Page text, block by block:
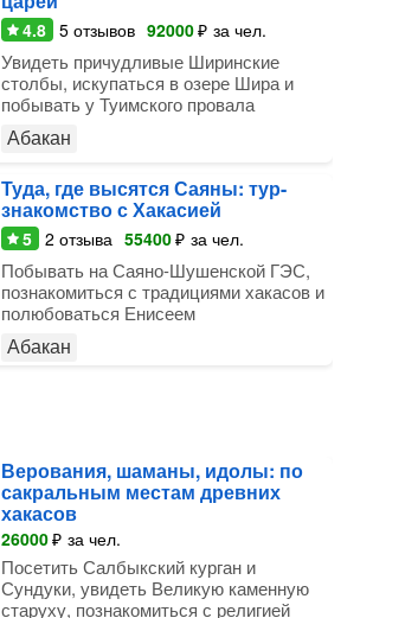
4.8 5отзывов 92000₽ за чел.
Увидеть причудливые Ширинские
столбы, искупаться в озере Шира и
побывать у Туимского провала
Абакан
Туда, где высятся Саяны: тур-
знакомство с Хакасией
5 2 отзыва 55400₽ за чел.
Побывать на Саяно-Шушенской ГЭС,
познакомиться с традициями хакасов и
полюбоваться Енисеем
Абакан
Верования, шаманы, идолы: по
сакральным местам древних
хакасов
26000₽ за чел.
Посетить Салбыкский курган и
Сундуки, увидеть Великую каменную
старуху, познакомиться с религией